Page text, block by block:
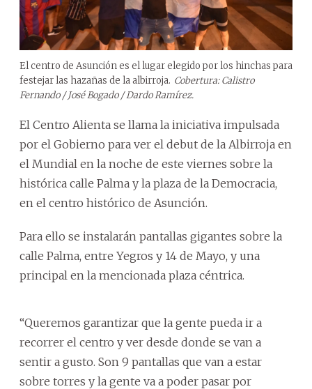
El centro de Asunción es el lugar elegido por los hinchas para
festejar las hazañas de la albirroja. Cobertura: Calistro
Fernando / José Bogado / Dardo Ramírez.
El Centro Alienta se llama la iniciativa impulsada
por el Gobierno para ver el debut de la Albirroja en
el Mundial en la noche de este viernes sobre la
histórica calle Palma y la plaza de la Democracia,
en el centro histórico de Asunción.
Para ello se instalarán pantallas gigantes sobre la
calle Palma, entre Yegros y 14 de Mayo, y una
principal en la mencionada plaza céntrica.
“Queremos garantizar que la gente pueda ir a
recorrer el centro y ver desde donde se van a
sentir a gusto. Son 9 pantallas que van a estar
sobre torres y la gente va a poder pasar por